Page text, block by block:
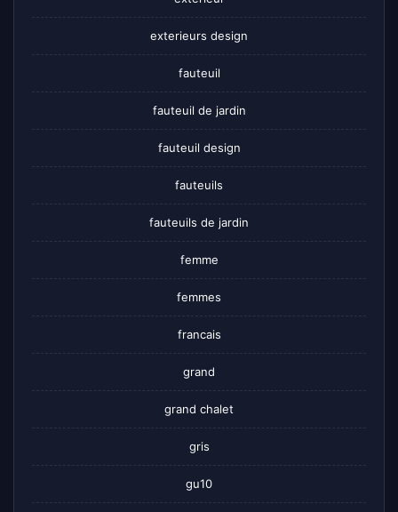
exterieurs design
fauteuil
fauteuil de jardin
fauteuil design
fauteuils
fauteuils de jardin
femme
femmes
francais
grand
grand chalet
gris
gu10